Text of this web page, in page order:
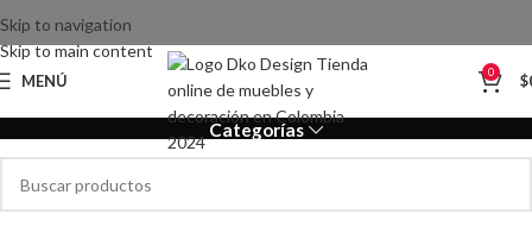
Skip to navigation
Skip to main content
MENÚ 0 $
Exteriores
Categorías